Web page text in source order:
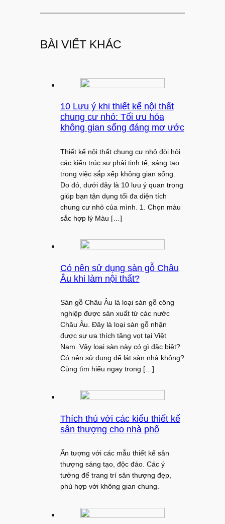
BÀI VIẾT KHÁC
10 Lưu ý khi thiết kế nội thất
chung cư nhỏ: Tối ưu hóa
không gian sống đáng mơ ước
Thiết kế nội thất chung cư nhỏ đòi hỏi
các kiến trúc sư phải tinh tế, sáng tạo
trong việc sắp xếp không gian sống.
Do đó, dưới đây là 10 lưu ý quan trọng
giúp bạn tận dụng tối đa diện tích
chung cư nhỏ của mình. 1. Chọn màu
sắc hợp lý Màu […]
Có nên sử dụng sàn gỗ Châu
Âu khi làm nội thất?
Sàn gỗ Châu Âu là loại sàn gỗ công
nghiệp được sản xuất từ các nước
Châu Âu. Đây là loại sàn gỗ nhận
được sự ưa thích tăng vọt tại Việt
Nam. Vậy loại sàn này có gì đặc biệt?
Có nên sử dụng để lát sàn nhà không?
Cùng tìm hiểu ngay trong […]
Thích thú với các kiểu thiết kế
sân thượng cho nhà phố
Ấn tượng với các mẫu thiết kế sân
thượng sáng tạo, độc đáo. Các ý
tưởng để trang trí sân thượng đẹp,
phù hợp với không gian chung.